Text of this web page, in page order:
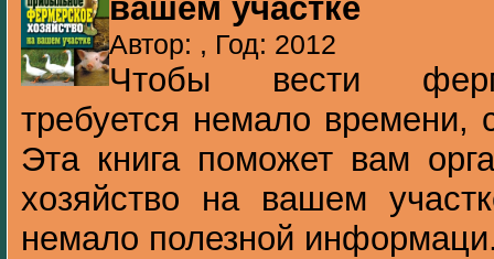
вашем участке
Автор: , Год: 2012
Чтобы вести
требуется немало времени,
Эта книга поможет вам
хозяйство на вашем
немало полезной